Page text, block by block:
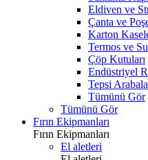
Eldiven ve
Çanta ve
Karton
Termos ve
Çöp Kutuları
Endüstriyel
Tepsi
Tümünü Gör
Tümünü Gör
Fırın Ekipmanları
Fırın Ekipmanları
El aletleri